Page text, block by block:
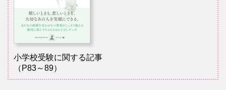
小学校受験に関する記事
（P83～89）